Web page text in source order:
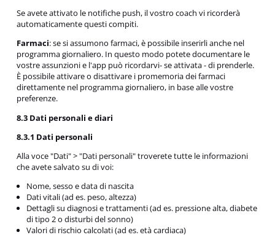
Se avete attivato le notifiche push, il vostro coach vi ricorderà
automaticamente questi compiti.
Farmaci: se si assumono farmaci, è possibile inserirli anche nel
programma giornaliero. In questo modo potete documentare le
vostre assunzioni e l'app può ricordarvi- se attivata - di prenderle.
È possibile attivare o disattivare i promemoria dei farmaci
direttamente nel programma giornaliero, in base alle vostre
preferenze.
8.3 Dati personali e diari
8.3.1 Dati personali
Alla voce "Dati" > "Dati personali" troverete tutte le informazioni
che avete salvato su di voi:
Nome, sesso e data di nascita
Dati vitali (ad es. peso, altezza)
Dettagli su diagnosi e trattamenti (ad es. pressione alta, diabete
di tipo 2 o disturbi del sonno)
Valori di rischio calcolati (ad es. età cardiaca)